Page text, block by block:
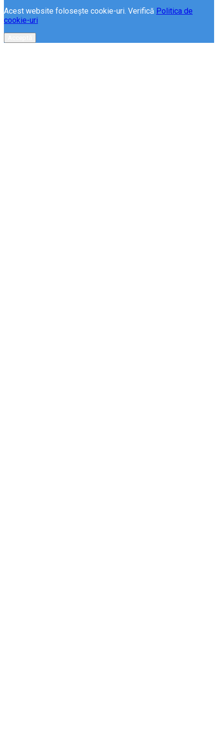
Acest website folosește cookie-uri. Verifică Politica de
cookie-uri